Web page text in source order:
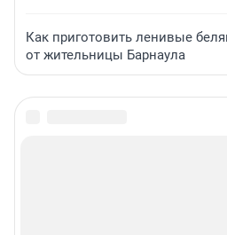
Как приготовить ленивые
от жительницы Барнаула